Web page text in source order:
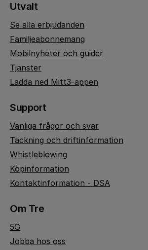
Utvalt
Se alla erbjudanden
Familjeabonnemang
Mobilnyheter och guider
Tjänster
Ladda ned Mitt3-appen
Support
Vanliga frågor och svar
Täckning och driftinformation
Whistleblowing
Köpinformation
Kontaktinformation - DSA
Om Tre
5G
Jobba hos oss